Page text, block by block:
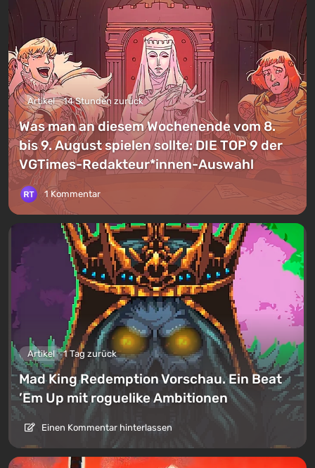
Artikel 14 Stunden zurück
Was man an diesem Wochenende vom 8.
bis 9. August spielen sollte: DIE TOP 9 der
VGTimes-Redakteur*innen-Auswahl
1 Kommentar
Artikel 1 Tag zurück
Mad King Redemption Vorschau. Ein Beat
’Em Up mit roguelike Ambitionen
Einen Kommentar hinterlassen